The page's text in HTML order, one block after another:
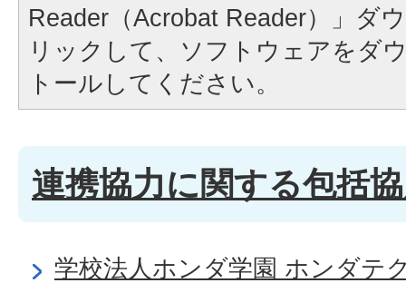
Reader（Acrobat Reader）」ダ
リックして、ソフトウェアをダ
トールしてください。
連携協力に関する包括
学校法人ホンダ学園 ホンダテ